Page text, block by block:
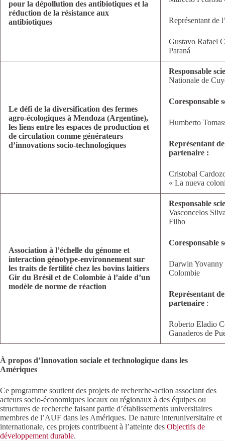
pour la dépollution des antibiotiques et la
réduction de la résistance aux
antibiotiques
Représentant de
Gustavo Rafael
Paraná
Le défi de la diversification des fermes
agro-écologiques à Mendoza (Argentine),
les liens entre les espaces de production et
de circulation comme générateurs
d’innovations socio-technologiques
Responsable
Nationale de
Coresponsable
Humberto
Représentant
partenaire :
Cristobal
« La nueva
Association à l’échelle du génome et
interaction génotype-environnement sur
les traits de fertilité chez les bovins laitiers
Gir du Brésil et de Colombie à l’aide d’un
modèle de norme de réaction
Responsable
Vasconcelos
Filho
Coresponsable
Darwin Yovanny
Colombie
Représentant
partenaire :
Roberto Eladio
Ganaderos de
À propos d’Innovation sociale et technologique dans les
Amériques
Ce programme soutient des projets de recherche-action associant des
acteurs socio-économiques locaux ou régionaux à des équipes ou
structures de recherche faisant partie d’établissements universitaires
membres de l’AUF dans les Amériques. De nature interuniversitaire et
internationale, ces projets contribuent à l’atteinte des Objectifs de
développement durable.